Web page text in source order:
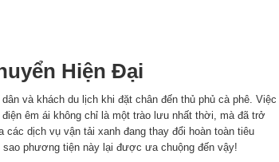
Hiện Đại
và khách du lịch khi đặt chân đến thủ phủ cà phê. Việc
êm ái không chỉ là một trào lưu nhất thời, mà đã trở
dịch vụ vận tải xanh đang thay đổi hoàn toàn tiêu
phương tiện này lại được ưa chuộng đến vậy!